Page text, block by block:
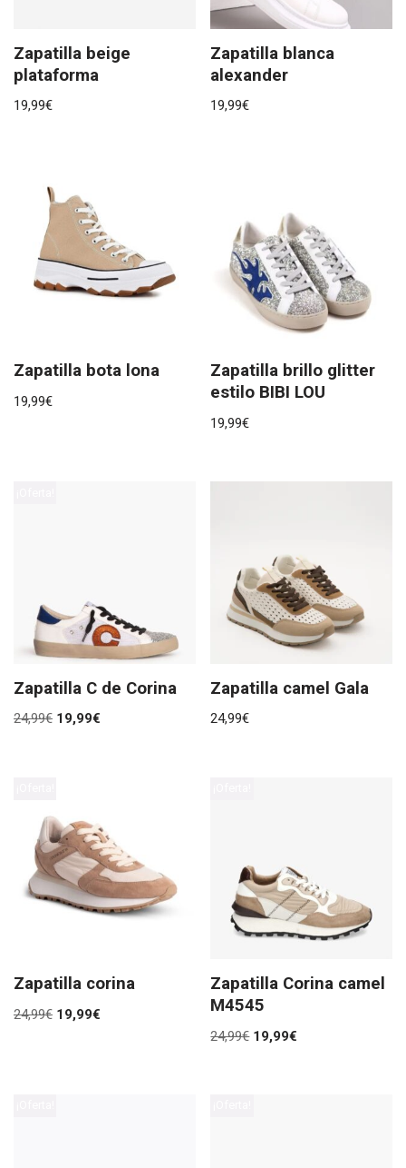
Zapatilla beige
plataforma
19,99€
Zapatilla blanca
alexander
19,99€
Zapatilla bota lona
19,99€
Zapatilla brillo glitter
estilo BIBI LOU
19,99€
Zapatilla C de Corina
24,99€ 19,99€
Zapatilla camel Gala
24,99€
Zapatilla corina
24,99€ 19,99€
Zapatilla Corina camel
M4545
24,99€ 19,99€